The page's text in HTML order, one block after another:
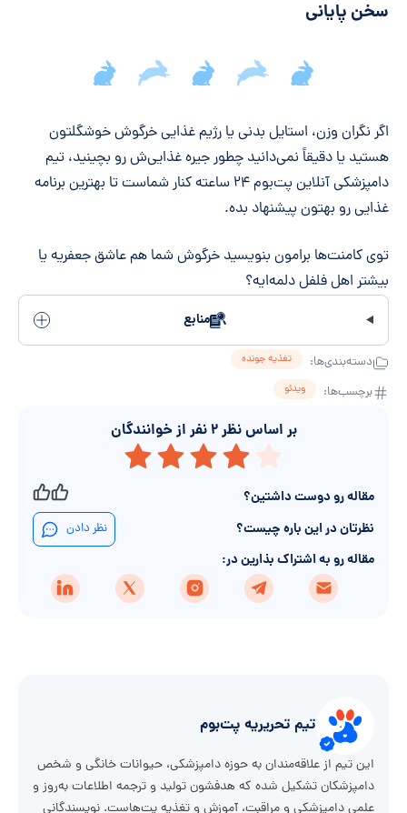
سخن پایانی
جمع‌بندی مقاله
اگر نگران وزن، استایل بدنی یا رژیم غذایی خرگوش خوشگلتون
هستید یا دقیقاً نمی‌دانید چطور جیره غذایی‌ش رو بچینید، تیم
دامپزشکی آنلاین پت‌بوم
۲۴ ساعته کنار شماست تا بهترین برنامه
غذایی رو بهتون پیشنهاد بده.
توی کامنت‌ها برامون بنویسید خرگوش شما هم عاشق جعفریه یا
بیشتر اهل فلفل دلمه‌ایه؟
منابع
دسته‌بندی‌ها: تغذیه جونده
برچسب‌ها: ویدئو
بر اساس نظر۲ نفر از خوانندگان
مقاله رو دوست داشتین؟
نظرتان در این باره چیست؟
نظر دادن
مقاله رو به اشتراک بذارین در:
تیم تحریریه پت‌بوم
این تیم از علاقه‌مندان به حوزه دامپزشکی، حیوانات خانگی و شخص
دامپزشکان تشکیل شده که هدفشون تولید و ترجمه اطلاعات به‌روز و
علمی دامپزشکی و مراقبت، آموزش و تغذیه پت‌هاست. نویسندگانی